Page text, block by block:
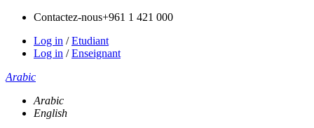
Contactez-nous+961 1 421 000
Log in /Etudiant
Log in /Enseignant
Arabic
Arabic
English